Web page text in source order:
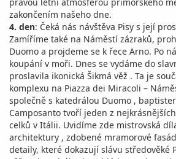
zakončením našeho dne.
4. den: Čeká nás návštěva Pisy s její
Zamíříme také na Náměstí zázraků,
Duomo a projdeme se k řece Arno. Po
koupání v moři. Dnes se vydáme do
proslavila ikonická Šikmá věž . Ta je
komplexu na Piazza dei Miracoli –
společně s katedrálou Duomo ,
Camposanto tvoří jeden z
celků v Itálii. Uvidíme zde mistrovská
architektury , zdobené mramorové
detaily, které dokazují slávu středověké